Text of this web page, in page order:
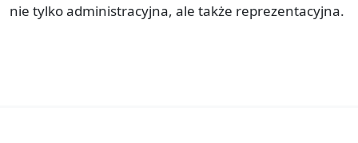
nie tylko administracyjna, ale także reprezentacyjna.